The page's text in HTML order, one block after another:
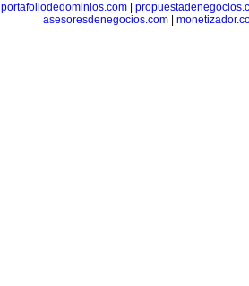
portafoliodedominios.com|
asesoresdenegocios.com